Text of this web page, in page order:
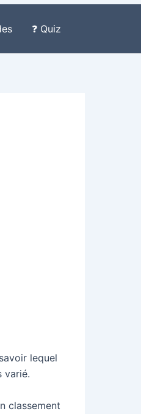
❓ Quiz
lequel
varié.
classement